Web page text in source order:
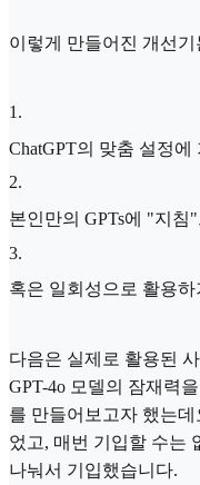
이렇게 만들어진 개선
1 .
ChatGPT의 맞춤 설정
2.
본인만의 GPTs에 "지침"
3.
혹은 일회성으로 활용하
다음은 실제로 활용된
GPT-4o 모델의 잠재력
를 만들어보고자 했는
었고, 매번 기입할 수는
나눠서 기입했습니다.